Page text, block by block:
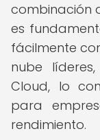
combinación
es
fácilmente
nube
Cloud, lo
para
rendimiento.